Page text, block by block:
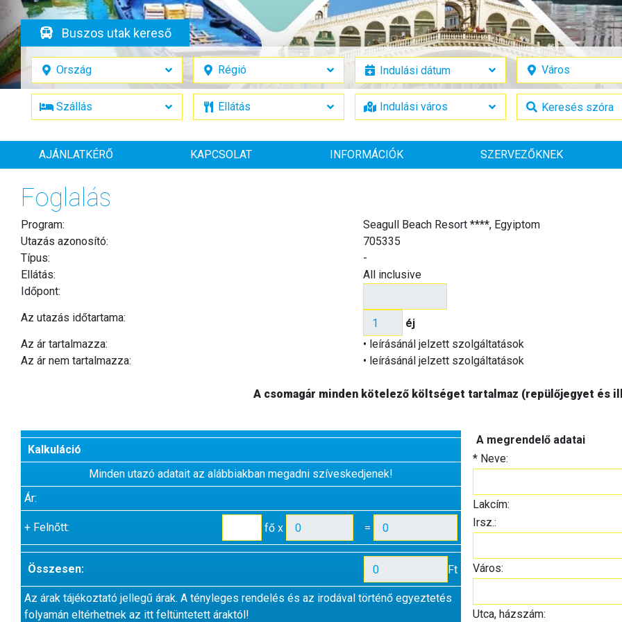
Buszos utak kereső
AJÁNLATKÉRŐ KAPCSOLAT INFORMÁCIÓK SZERVEZŐKNEK
Foglalás
Program:
Seagull Beach Resort ****, Egyiptom
Utazás azonosító:
705335
Típus:
-
Ellátás:
All inclusive
Időpont:
Az utazás időtartama:
éj
Az ár tartalmazza:
• leírásánál jelzett szolgáltatások
Az ár nem tartalmazza:
• leírásánál jelzett szolgáltatások
A csomagár minden kötelező költséget tartalmaz (repülőjegyet és
Kalkuláció
Minden utazó adatait az alábbiakban megadni szíveskedjenek!
Ár:
+ Felnőtt: fő x =
Összesen: Ft
Az árak tájékoztató jellegű árak. A tényleges rendelés és az irodával történő egyeztetés
folyamán eltérhetnek az itt feltüntetett áraktól!
A megrendelő adatai
*Neve:
Lakcím:
Irsz.:
Város:
Utca, házszám: